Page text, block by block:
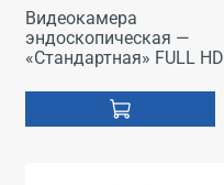
Видеокамера
эндоскопическая —
«Стандартная» FULL HD